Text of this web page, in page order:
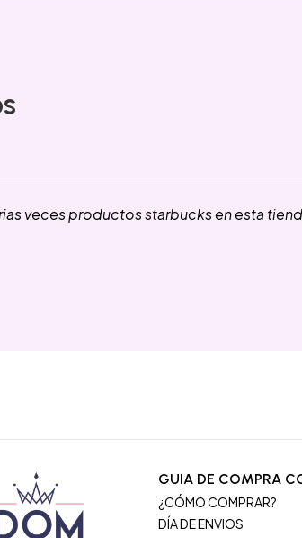
veces productos starbucks en esta
GUIA DE COMPRA
¿CÓMO COMPRAR?
DÍA DE ENVIOS